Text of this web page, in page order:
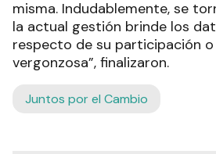
misma. Indudablemente, se
la actual gestión brinde los
respecto de su participación
vergonzosa”, finalizaron.
Juntos por el Cambio